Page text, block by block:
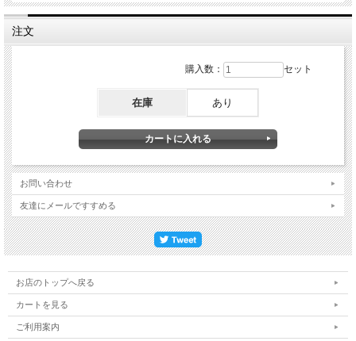
注文
購入数： セット
在庫 あり
お問い合わせ
友達にメールですすめる
お店のトップへ戻る
カートを見る
ご利用案内